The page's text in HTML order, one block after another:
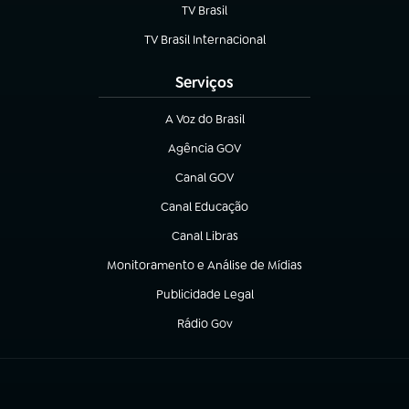
TV Brasil
(abre em nova aba)
TV Brasil Internacional
(abre em nova aba)
Serviços
A Voz do Brasil
(abre em nova aba)
Agência GOV
(abre em nova aba)
Canal GOV
(abre em nova aba)
Canal Educação
(abre em nova aba)
Canal Libras
(abre em nova aba)
Monitoramento e Análise de Mídias
(abre em nova aba)
Publicidade Legal
(abre em nova aba)
Rádio Gov
(abre em nova aba)